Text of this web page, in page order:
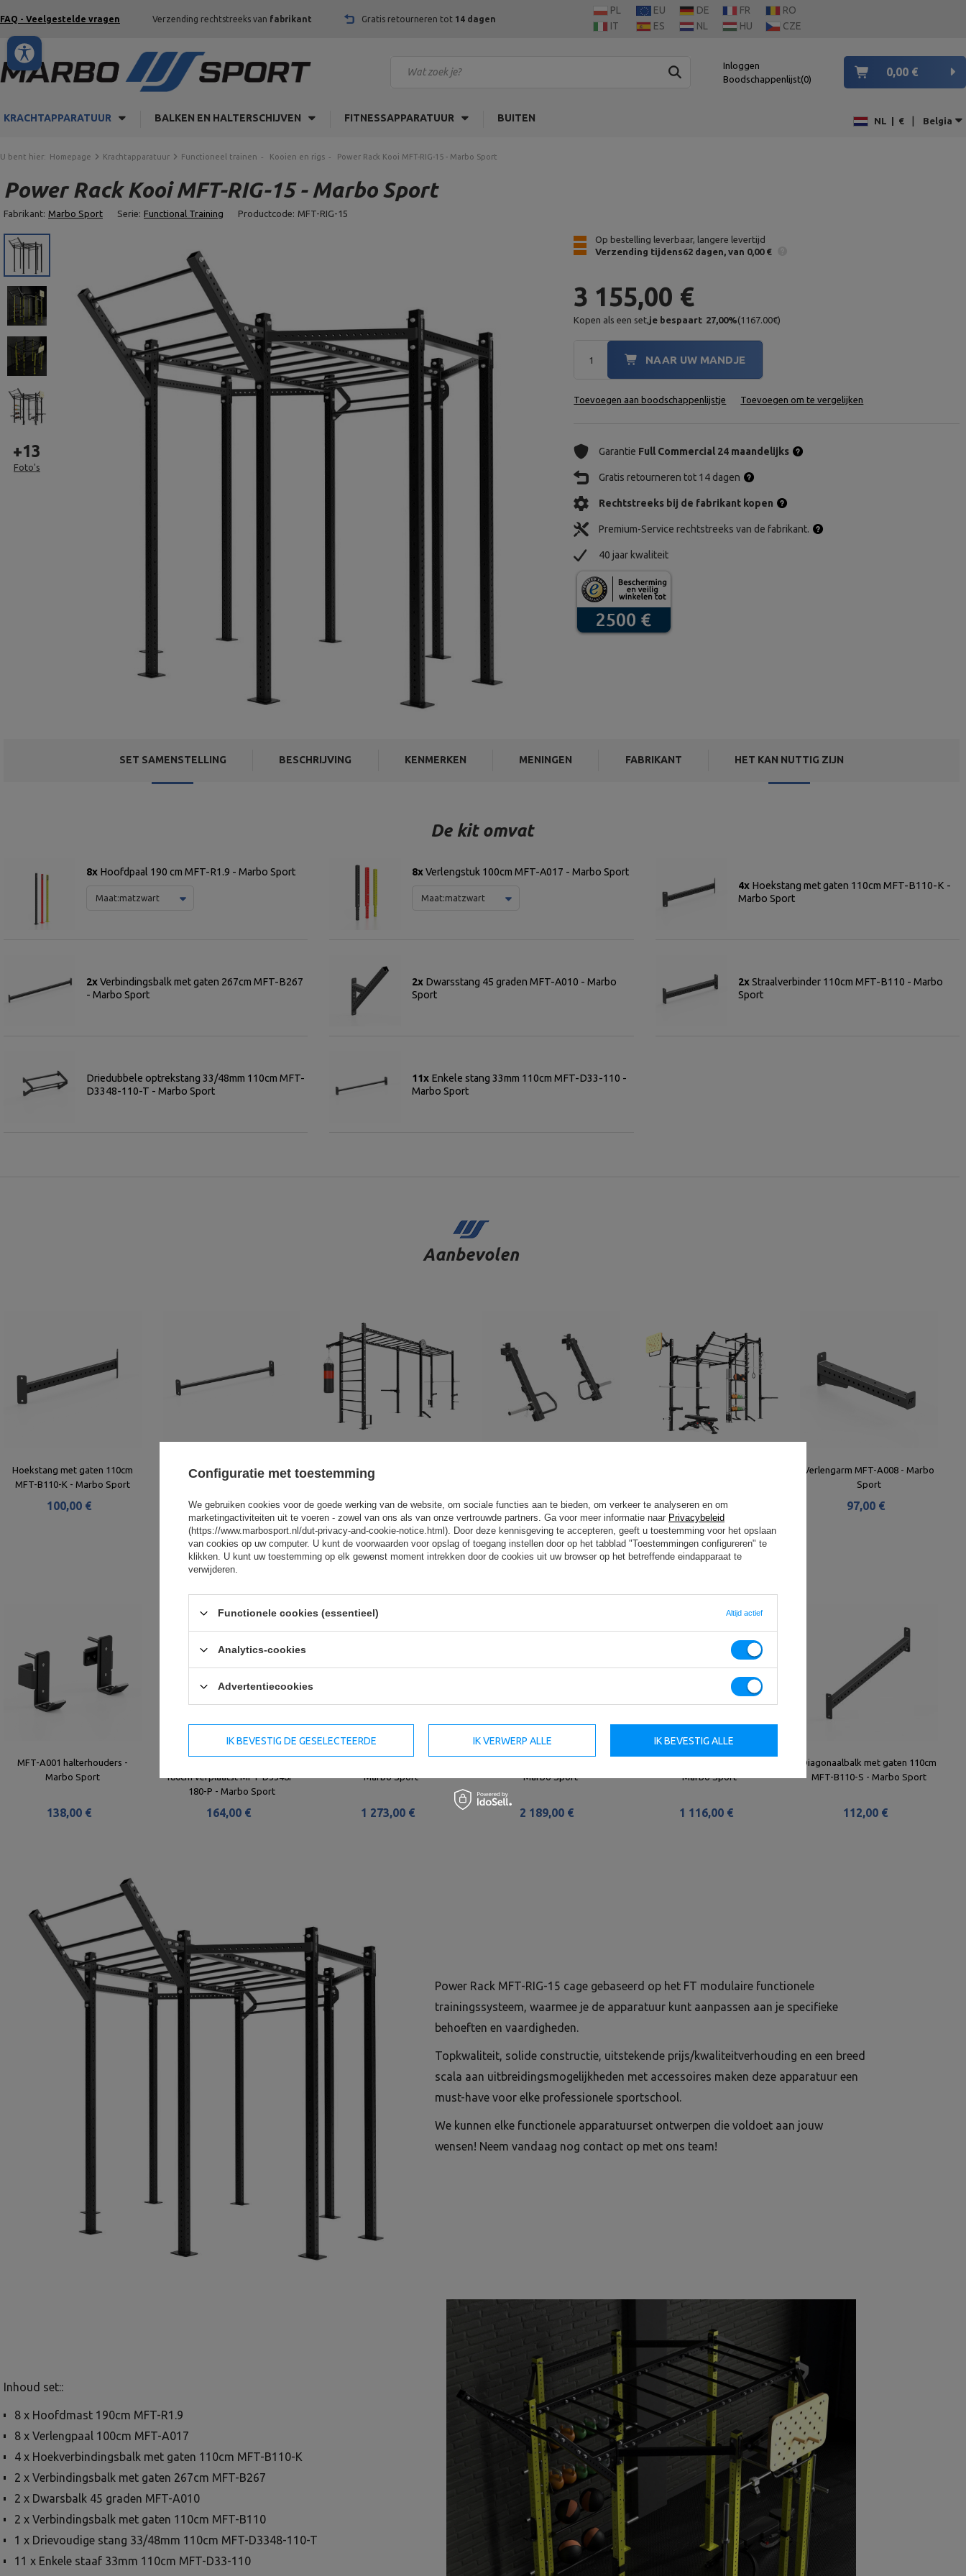
FAQ - Veelgestelde vragen Verzending rechtstreeks van fabrikant Gratis retourneren tot 14 dagen
PL EU DE FR
RO
IT
ES NL HU CZE
Inloggen
Boodschappenlijst 0
0,00 €
KRACHTAPPARATUUR BALKEN EN HALTERSCHIJVEN FITNESSAPPARATUUR BUITEN NL € | Belgia
U bent hier: Homepage Krachtapparatuur Functioneel trainen Kooien en rigs Power Rack Kooi MFT-RIG-15 - Marbo Sport
Power Rack Kooi MFT-RIG-15 - Marbo Sport
Fabrikant: Marbo Sport Serie: Functional Training Productcode: MFT-RIG-15
+13
Foto's
Op bestelling leverbaar, langere levertijd
Verzending tijdens62 dagen van 0,00 €
3 155,00 €
Kopen als een set,je bespaart 27,00%(1167.00€)
NAAR UW MANDJE
Toevoegen aan boodschappenlijstje Toevoegen om te vergelijken
Garantie Full Commercial 24 maandelijks
Gratis retourneren tot 14 dagen
Rechtstreeks bij de fabrikant kopen
Premium-Service rechtstreeks van de fabrikant.
40 jaar kwaliteit
SET SAMENSTELLING BESCHRIJVING KENMERKEN MENINGEN FABRIKANT HET KAN NUTTIG ZIJN
De kit omvat
8x Hoofdpaal 190 cm MFT-R1.9 - Marbo Sport
Maat:matzwart
8xVerlengstuk 100cm MFT-A017 - Marbo Sport
Maat:matzwart
4x Hoekstang met gaten 110cm MFT-B110-K -
Marbo Sport
2xVerbindingsbalk met gaten 267cm MFT-B267
- Marbo Sport
2x Dwarsstang 45 graden MFT-A010 - Marbo
Sport
2xStraalverbinder 110cm MFT-B110 - Marbo
Sport
Driedubbele optrekstang 33/48mm 110cm MFT-
D3348-110-T - Marbo Sport
11x Enkele stang 33mm 110cm MFT-D33-110 -
Marbo Sport
Aanbevolen
Hoekstang met gaten 110cm
MFT-B110-K - Marbo Sport
100,00 €
Enkele stang 33mm 110cm MFT-
55,00 €
Kooi Power Rack MFT-RIG-07 -
2 784,00 € 361,00 € 2 359,00 €
Verlengarm MFT-A008 - Marbo
Sport
97,00 €
Vergelijkbare producten
MFT-A001 halterhouders -
Marbo Sport
138,00 €
180cm verplaatst MFT-D3348P-
180-P - Marbo Sport
164,00 €
Marbo Sport
1 273,00 €
Marbo Sport
2 189,00 €
Marbo Sport
1 116,00 €
Diagonaalbalk met gaten 110cm
MFT-B110-S - Marbo Sport
112,00 €
Power Rack MFT-RIG-15 cage gebaseerd op het FT modulaire functionele
trainingssysteem, waarmee je de apparatuur kunt aanpassen aan je specifieke
behoeften en vaardigheden.
Topkwaliteit, solide constructie, uitstekende prijs/kwaliteitverhouding en een breed
scala aan uitbreidingsmogelijkheden met accessoires maken deze apparatuur een
must-have voor elke professionele sportschool.
We kunnen elke functionele apparatuurset ontwerpen die voldoet aan jouw
wensen! Neem vandaag nog contact op met ons team!
Inhoud set::
8 x Hoofdmast 190cm MFT-R1.9
8 x Verlengpaal 100cm MFT-A017
4 x Hoekverbindingsbalk met gaten 110cm MFT-B110-K
2 x Verbindingsbalk met gaten 267cm MFT-B267
2 x Dwarsbalk 45 graden MFT-A010
2 x Verbindingsbalk met gaten 110cm MFT-B110
1 x Drievoudige stang 33/48mm 110cm MFT-D3348-110-T
11 x Enkele staaf 33mm 110cm MFT-D33-110
Configuratie met toestemming
We gebruiken cookies voor de goede werking van de website, om sociale functies aan te bieden, om verkeer te analyseren en om
marketingactiviteiten uit te voeren - zowel van ons als van onze vertrouwde partners. Ga voor meer informatie naar Privacybeleid
(https://www.marbosport.nl/dut-privacy-and-cookie-notice.html). Door deze kennisgeving te accepteren, geeft u toestemming voor het opslaan
van cookies op uw computer. U kunt de voorwaarden voor opslag of toegang instellen door op het tabblad "Toestemmingen configureren" te
klikken. U kunt uw toestemming op elk gewenst moment intrekken door de cookies uit uw browser op het betreffende eindapparaat te
verwijderen.
Functionele cookies (essentieel) Altijd actief
Analytics-cookies
Advertentiecookies
IK BEVESTIG DE GESELECTEERDE IK VERWERP ALLE IK BEVESTIG ALLE